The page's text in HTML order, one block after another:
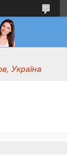
Україна